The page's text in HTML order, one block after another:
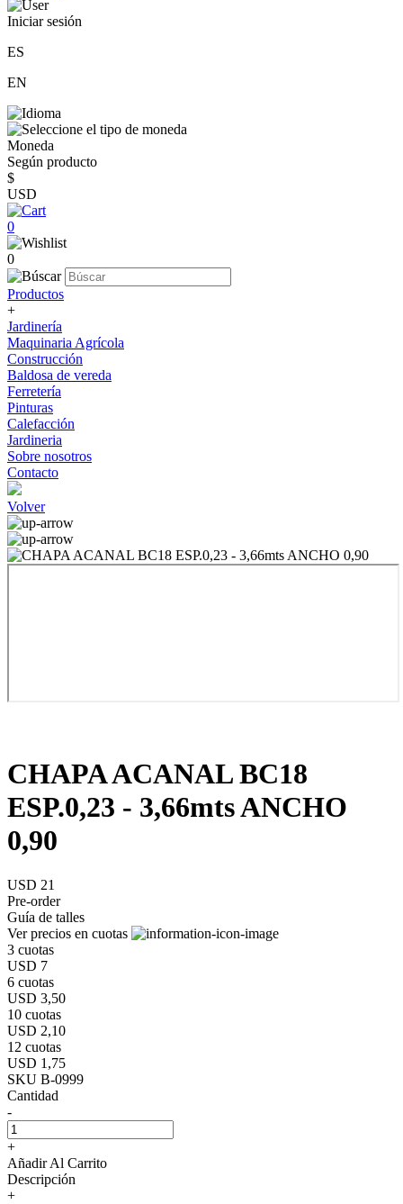
Iniciar sesión
ES
EN
Moneda
Según producto
$
USD
0
0
Productos
+
Jardinería
Maquinaria Agrícola
Construcción
Baldosa de vereda
Ferretería
Pinturas
Calefacción
Jardineria
Sobre nosotros
Contacto
Volver
CHAPA ACANAL BC18
ESP.0,23 - 3,66mts ANCHO
0,90
USD 21
Pre-order
Guía de talles
Ver precios en cuotas
3 cuotas
USD 7
6 cuotas
USD 3,50
10 cuotas
USD 2,10
12 cuotas
USD 1,75
SKU B-0999
Cantidad
-
+
Añadir Al Carrito
Descripción
+